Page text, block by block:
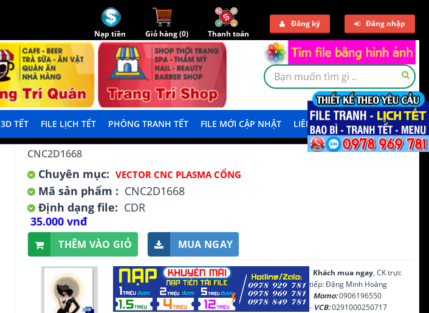
Nạp tiền Giỏ hàng (0) Thanh toán
Đăng ký Đăng nhập
3D TẾT FILE LỊCH TẾT PHÔNG TRANH TẾT FILE MỚI CẬP NHẬT LIÊN HỆ TẢI DEMO
CNC2D1668
Chuyên mục: VECTOR CNC PLASMA CỔNG
Mã sản phẩm : CNC2D1668
Định dạng file: CDR
35.000 vnđ
THÊM VÀO GIỎ MUA NGAY
Khách mua ngay, CK trực
tiếp: Đặng Minh Hoàng
Momo:0906196550
- VCB:0291000250717